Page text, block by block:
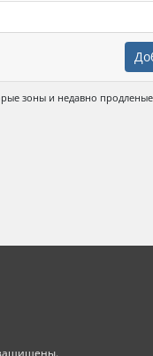
зоны и недавно
защищены.